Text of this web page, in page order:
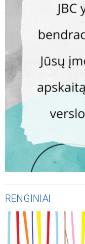
RENGINIAI